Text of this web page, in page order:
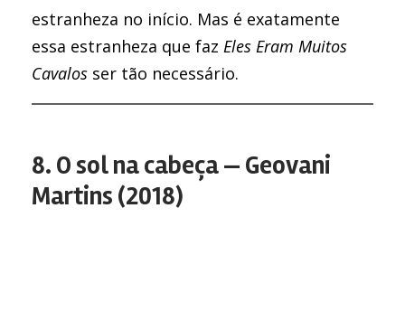
estranheza no início. Mas é exatamente
essa estranheza que faz Eles Eram Muitos
Cavalos ser tão necessário.
8. O sol na cabeça — Geovani
Martins (2018)